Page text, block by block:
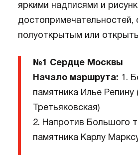
яркими надписями и
достопримечательностей,
полуоткрытым или
№1 Сердце Москвы
Начало маршрута: 1.
памятника Илье Репину
Третьяковская)
2. Напротив Большого
памятника Карлу